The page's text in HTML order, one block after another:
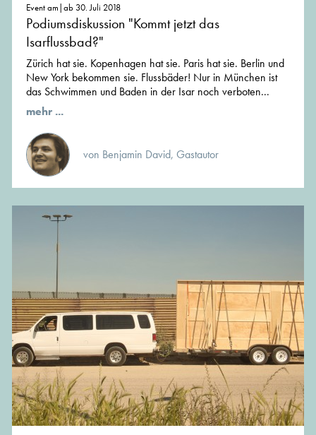
Event am|ab 30. Juli 2018
Podiumsdiskussion "Kommt jetzt das
Isarflussbad?"
Zürich hat sie. Kopenhagen hat sie. Paris hat sie. Berlin und
New York bekommen sie. Flussbäder! Nur in München ist
das Schwimmen und Baden in der Isar noch verboten...
mehr ...
von Benjamin David, Gastautor